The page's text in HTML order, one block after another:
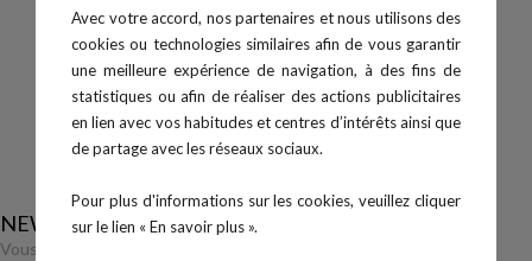
Avec votre accord, nos partenaires et nous utilisons des
cookies ou technologies similaires afin de vous garantir
une meilleure expérience de navigation, à des fins de
statistiques ou afin de réaliser des actions publicitaires
en lien avec vos habitudes et centres d’intérêts ainsi que
de partage avec les réseaux sociaux.
Pour plus d'informations sur les cookies, veuillez cliquer
sur le lien « En savoir plus ».
HORAIRES
lun-ven 8H30-12H30 / 13H30-18h
NEWSLETTER
Vous pouvez vous désinscrire à tout moment. Vous trouverez pour